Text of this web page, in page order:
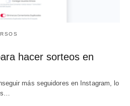
hacer sorteos en
más seguidores en Instagram, lo